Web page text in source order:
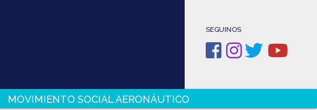
SEGUINOS
MOVIMIENTO SOCIAL AERONÁUTICO